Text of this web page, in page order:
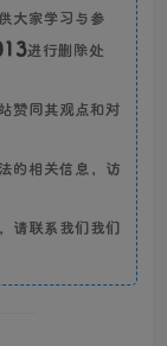
大家学习与参
进行删除处
赞同其观点和对
的相关信息，访
请联系我们我们